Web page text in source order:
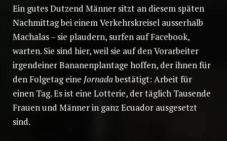
Ein gutes Dutzend Männer sitzt an diesem späten
Nachmittag bei einem Verkehrskreisel ausserhalb
Machalas – sie plaudern, surfen auf Facebook,
warten. Sie sind hier, weil sie auf den Vorarbeiter
irgendeiner Bananenplantage hoffen, der ihnen für
den Folgetag eine Jornadabestätigt: Arbeit für
einen Tag. Es ist eine Lotterie, der täglich Tausende
Frauen und Männer in ganz Ecuador ausgesetzt
sind.